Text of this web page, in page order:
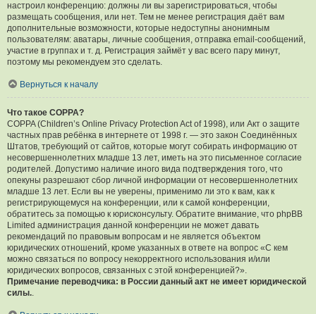
настроил конференцию: должны ли вы зарегистрироваться, чтобы
размещать сообщения, или нет. Тем не менее регистрация даёт вам
дополнительные возможности, которые недоступны анонимным
пользователям: аватары, личные сообщения, отправка email-сообщений,
участие в группах и т. д. Регистрация займёт у вас всего пару минут,
поэтому мы рекомендуем это сделать.
Вернуться к началу
Что такое COPPA?
COPPA (Children’s Online Privacy Protection Act of 1998), или Акт о защите
частных прав ребёнка в интернете от 1998 г. — это закон Соединённых
Штатов, требующий от сайтов, которые могут собирать информацию от
несовершеннолетних младше 13 лет, иметь на это письменное согласие
родителей. Допустимо наличие иного вида подтверждения того, что
опекуны разрешают сбор личной информации от несовершеннолетних
младше 13 лет. Если вы не уверены, применимо ли это к вам, как к
регистрирующемуся на конференции, или к самой конференции,
обратитесь за помощью к юрисконсульту. Обратите внимание, что phpBB
Limited администрация данной конференции не может давать
рекомендаций по правовым вопросам и не является объектом
юридических отношений, кроме указанных в ответе на вопрос «С кем
можно связаться по вопросу некорректного использования и/или
юридических вопросов, связанных с этой конференцией?».
Примечание переводчика: в России данный акт не имеет юридической
силы..